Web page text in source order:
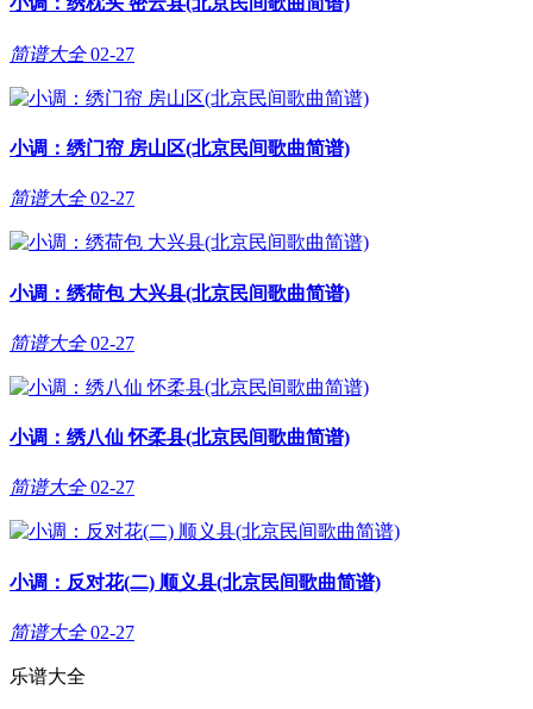
简谱大全 02-27
小调：绣门帘 房山区(北京民间歌曲简谱)
简谱大全 02-27
小调：绣荷包 大兴县(北京民间歌曲简谱)
简谱大全 02-27
小调：绣八仙 怀柔县(北京民间歌曲简谱)
简谱大全 02-27
小调：反对花(二) 顺义县(北京民间歌曲简谱)
简谱大全 02-27
乐谱大全